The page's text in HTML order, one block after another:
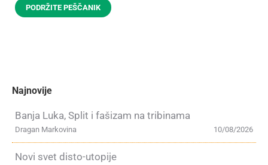
PODRŽITE PEŠČANIK
Najnovije
Banja Luka, Split i fašizam na tribinama
10/08/2026
Dragan Markovina
Novi svet disto-utopije